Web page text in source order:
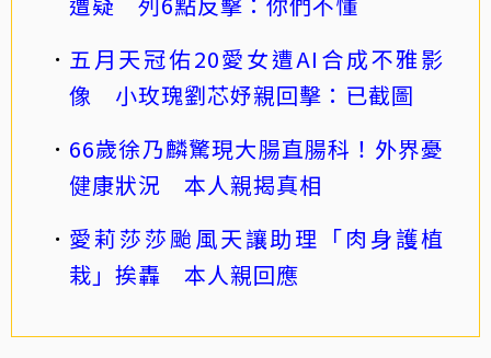
五月天冠佑20愛女遭AI合成不雅影
像 小玫瑰劉芯妤親回擊：已截圖
66歲徐乃麟驚現大腸直腸科！外界憂
健康狀況 本人親揭真相
愛莉莎莎颱風天讓助理「肉身護植
栽」挨轟 本人親回應